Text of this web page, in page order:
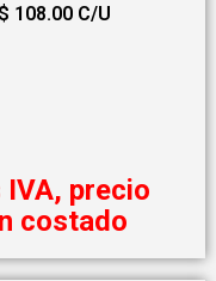
108.00 C/U
precio
costado